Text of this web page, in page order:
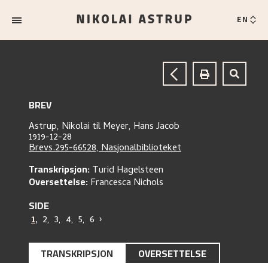
EN
BREV
Astrup, Nikolai tilMeyer, Hans Jacob
1919-12-28
Brevs.295-66528, Nasjonalbiblioteket
Transkripsjon:Turid Hagelsteen
Oversettelse:Francesca Nichols
SIDE
1, 2, 3, 4, 5, 6 ›
TRANSKRIPSJON OVERSETTELSE